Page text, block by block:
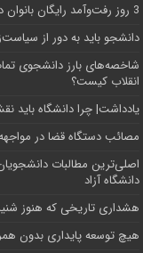
3 روز رفت‌وآمد رایگان بانوان در خطوط اتوبوسرانی شهری کرج
دانشجو باید به دور از
شاخصه‌های بارز دانشجوی
انقلاب کیست؟
یادداشت| چرا دانشگاه باید
مصائب دستگاه قضا در
اصلی‌ترین مطالبات
دانشگاه آز‌اد
هشداری تاریخی که هنوز
هیچ توسعه پایداری بدون